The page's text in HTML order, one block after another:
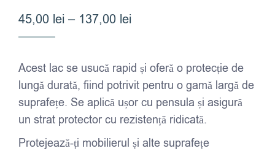
45,00 lei – 137,00 lei
45,00 lei
până
la
137,00 lei
Acest lac se usucă rapid și oferă o protecție de
lungă durată, fiind potrivit pentru o gamă largă de
suprafețe. Se aplică ușor cu pensula și asigură
un strat protector cu rezistență ridicată.
Protejează-ți mobilierul și alte suprafețe